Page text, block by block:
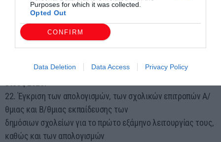
Purposes for which it was collected.
Opted Out
CONFIRM
Data Deletion Data Access Privacy Policy
Κομοτηνής για τη χρήση 1.1.2023-31.12.2023.
21. Έγκριση ή μη της υπ’ αριθμ. 2.6/06-05-2025 απόφασης
του Διοικητικού Συμβουλίου της
Δημοτικής Κοινωφελούς Επιχείρησης Δημοτικού
σχετικά με την 2η αναμόρφωση του προϋπολογισμού του
22. Έγκριση των απολογισμών, των σχολικών επιτροπών Α/
θμιας και Β/θμιας εκπαίδευσης των
δημόσιων σχολείων για το πρώτο εξάμηνο λειτουργίας τους,
καθώς και των απολογισμών